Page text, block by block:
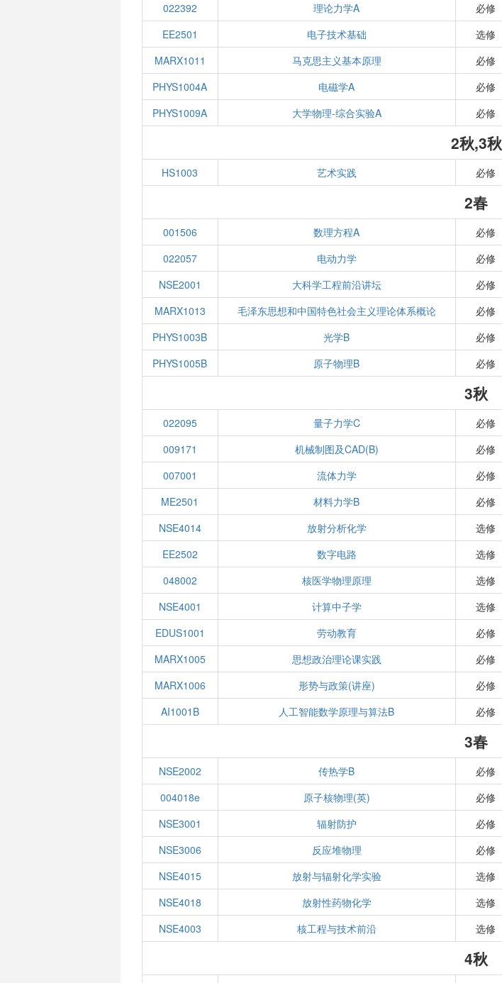
022392
理论力学A 必修
EE2501
电子技术基础 选修
MARX1011
马克思主义基本原理 必修
PHYS1004A
电磁学A 必修
PHYS1009A
大学物理-综合实验A 必修
2秋,3秋
HS1003 艺术实践 必修
2春
001506 数理方程A 必修
022057
电动力学 必修
NSE2001
大科学工程前沿讲坛 必修
MARX1013
毛泽东思想和中国特色社会主义理论体系概论 必修
PHYS1003B
光学B 必修
PHYS1005B
原子物理B 必修
3秋
022095 量子力学C 必修
009171
机械制图及CAD(B) 必修
007001
流体力学 必修
ME2501
材料力学B 必修
NSE4014
放射分析化学 选修
EE2502
数字电路 选修
048002
核医学物理原理 选修
NSE4001
计算中子学 选修
EDUS1001
劳动教育 必修
MARX1005
思想政治理论课实践 必修
MARX1006
形势与政策(讲座) 必修
AI1001B
人工智能数学原理与算法B 必修
3春
NSE2002 传热学B 必修
004018e
原子核物理(英) 必修
NSE3001
辐射防护 必修
NSE3006
反应堆物理 必修
NSE4015
放射与辐射化学实验 选修
NSE4018
放射性药物化学 选修
NSE4003
核工程与技术前沿 选修
4秋